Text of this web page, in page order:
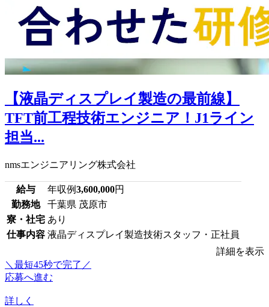
【液晶ディスプレイ製造の最前線】
TFT前工程技術エンジニア！J1ライン
担当...
nmsエンジニアリング株式会社
給与 年収例3,600,000円
勤務地
千葉県 茂原市
寮・社宅 あり
仕事内容 液晶ディスプレイ製造技術スタッフ・正社員
詳細を表示
＼最短45秒で完了／
応募へ進む
詳しく